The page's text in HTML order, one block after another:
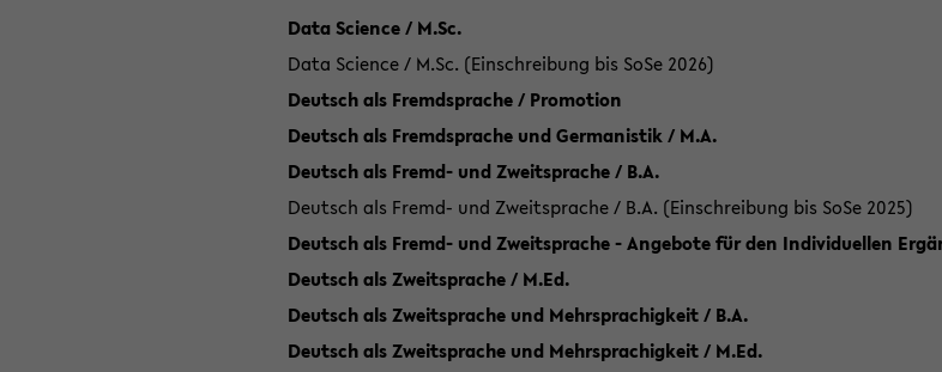
Data Science / M.Sc.
Data Science / M.Sc. (Einschreibung bis SoSe 2026)
Deutsch als Fremdsprache / Promotion
Deutsch als Fremdsprache und Germanistik / M.A.
Deutsch als Fremd- und Zweitsprache / B.A.
Deutsch als Fremd- und Zweitsprache / B.A. (Einschreibung bis SoSe 2025)
Deutsch als Fremd- und Zweitsprache - Angebote für den Individuellen
Deutsch als Zweitsprache / M.Ed.
Deutsch als Zweitsprache und Mehrsprachigkeit / B.A.
Deutsch als Zweitsprache und Mehrsprachigkeit / M.Ed.